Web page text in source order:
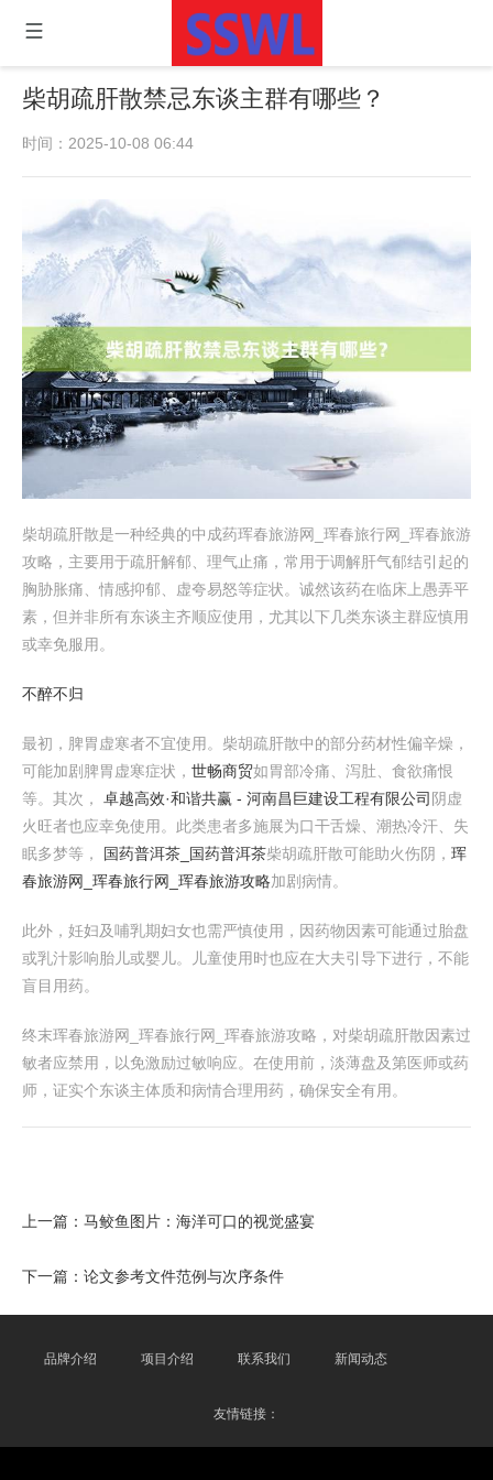
柴胡疏肝散禁忌东谈主群有哪些？
时间：2025-10-08 06:44
柴胡疏肝散是一种经典的中成药珲春旅游网_珲春旅行网_珲春旅游
攻略，主要用于疏肝解郁、理气止痛，常用于调解肝气郁结引起的
胸胁胀痛、情感抑郁、虚夸易怒等症状。诚然该药在临床上愚弄平
素，但并非所有东谈主齐顺应使用，尤其以下几类东谈主群应慎用
或幸免服用。
不醉不归
最初，脾胃虚寒者不宜使用。柴胡疏肝散中的部分药材性偏辛燥，
可能加剧脾胃虚寒症状， 世畅商贸如胃部冷痛、泻肚、食欲痛恨
等。其次， 卓越高效·和谐共赢 - 河南昌巨建设工程有限公司 阴虚
火旺者也应幸免使用。此类患者多施展为口干舌燥、潮热冷汗、失
眠多梦等，
国药普洱茶_国药普洱茶柴胡疏肝散可能助火伤阴， 珲
春旅游网_珲春旅行网_珲春旅游攻略加剧病情。
此外，妊妇及哺乳期妇女也需严慎使用，因药物因素可能通过胎盘
或乳汁影响胎儿或婴儿。儿童使用时也应在大夫引导下进行，不能
盲目用药。
终末珲春旅游网_珲春旅行网_珲春旅游攻略，对柴胡疏肝散因素过
敏者应禁用，以免激励过敏响应。在使用前，淡薄盘及第医师或药
师，证实个东谈主体质和病情合理用药，确保安全有用。
上一篇： 马鲛鱼图片：海洋可口的视觉盛宴
下一篇： 论文参考文件范例与次序条件
品牌介绍 项目介绍 联系我们 新闻动态
友情链接：